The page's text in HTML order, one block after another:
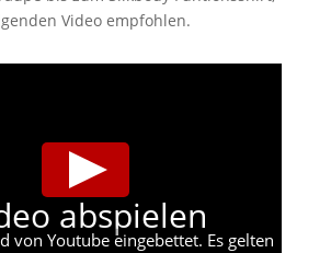
Video empfohlen.
abspielen
von Youtube eingebettet. Es gelten